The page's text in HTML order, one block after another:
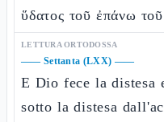
ὕδατος τοῦ ἐπάνω
LETTURA ORTODOSSA
—— Settanta (LXX) ——
E Dio fece la distesa
sotto la distesa